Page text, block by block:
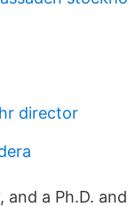
director
and a Ph.D.